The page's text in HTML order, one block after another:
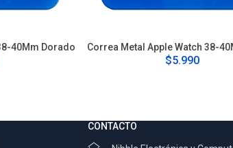
40Mm Dorado Correa Metal Apple Watch 38-
$5.990
CONTACTO